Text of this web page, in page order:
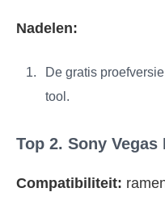
Nadelen:
De gratis
tool.
Top 2. Sony
Compatibiliteit: